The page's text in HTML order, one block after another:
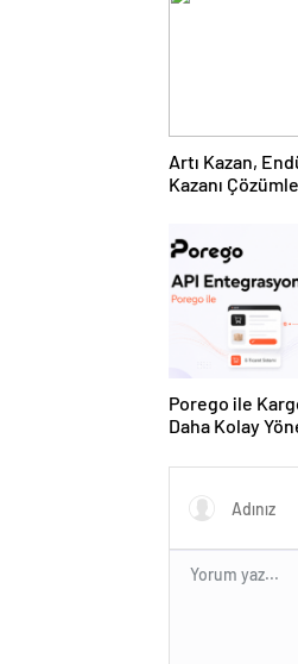
Artı Kazan,
Kazanı
Porego ile
Daha Kolay